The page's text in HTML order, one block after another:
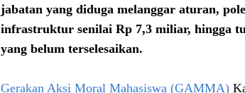
jabatan yang diduga melanggar aturan,
infrastruktur senilai Rp 7,3 miliar, hingga
yang belum terselesaikan.
Gerakan Aksi Moral Mahasiswa (GAMMA)